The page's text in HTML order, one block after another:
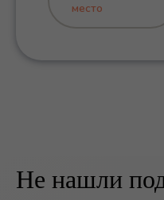
место
Не нашли